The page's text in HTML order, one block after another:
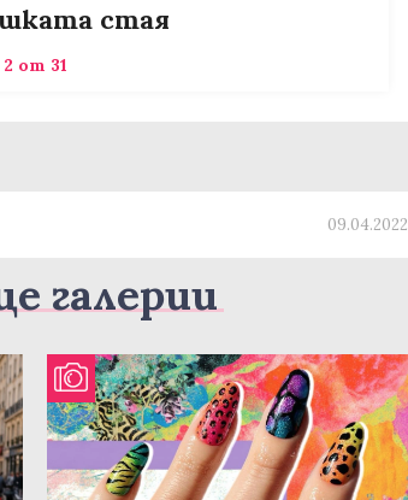
стая
2 от 31
09.04.2022
галерии